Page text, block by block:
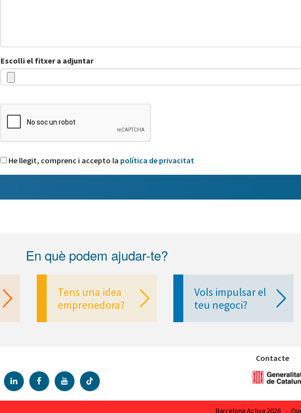
Escolli el fitxer a adjuntar
He llegit, comprenc i accepto la política de privacitat
En què podem ajudar-te?
Tens una idea
emprenedora?
Vols impulsar el
teu negoci?
Contacte
Barcelona Activa 2026 •